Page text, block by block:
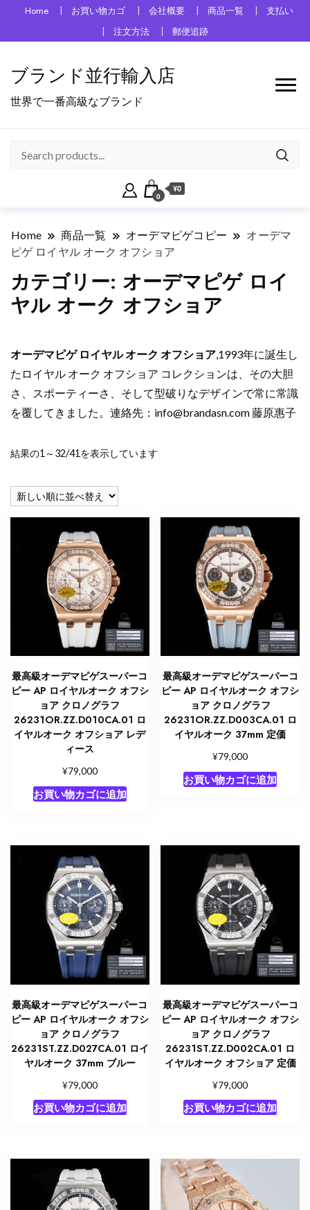
Home お買い物カゴ 会社概要 商品一覧
支払い
注文方法
郵便追跡
ブランド並行輸入店
世界で一番高級なブランド
0
¥0
Home 商品一覧 オーデマピゲコピー
オーデマ
ピゲ ロイヤル オーク オフショア
カテゴリー: オーデマピゲ ロイ
ヤル オーク オフショア
オーデマピゲ ロイヤル オーク オフショア,1993年に誕生し
たロイヤル オーク オフショア コレクションは、その大胆
さ、スポーティーさ、そして型破りなデザインで常に常識
を覆してきました。連絡先： info@brandasn.com藤原惠子
結果の1～32/41を表示しています
最高級オーデマピゲスーパーコ
ピー AP ロイヤルオーク オフシ
ョア クロノグラフ
26231OR.ZZ.D010CA.01 ロ
イヤルオーク オフショア レデ
ィース
¥79,000
お買い物カゴに追加
最高級オーデマピゲスーパーコ
ピー AP ロイヤルオーク オフシ
ョア クロノグラフ
26231OR.ZZ.D003CA.01 ロ
イヤルオーク 37mm 定価
¥79,000
お買い物カゴに追加
最高級オーデマピゲスーパーコ
ピー AP ロイヤルオーク オフシ
ョア クロノグラフ
26231ST.ZZ.D027CA.01 ロイ
ヤルオーク 37mm ブルー
¥79,000
お買い物カゴに追加
最高級オーデマピゲスーパーコ
ピー AP ロイヤルオーク オフシ
ョア クロノグラフ
26231ST.ZZ.D002CA.01 ロ
イヤルオーク オフショア 定価
¥79,000
お買い物カゴに追加